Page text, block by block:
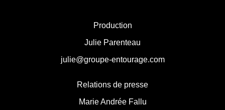
Production
Julie Parenteau
julie@groupe-entourage.com
Relations de presse
Marie Andrée Fallu